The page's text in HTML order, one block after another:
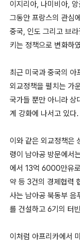
이지리아, 나미비아,
그동안 프랑스의 관심
중국, 인도 그리고 브
키는 정책으로 변화하
최근 미국과 중국의 아
외교정책을 펼치는 가
국가들 뿐만 아니라 상
계 강화에 나서고 있다.
이와 같은 외교정책은
령이 남아공 방문에서
에서 13억 6000만유
약 등 3건의 경제협력
사는 남아공 북동부
를 건설하고 6기의 터
이처럼 아프리카에서